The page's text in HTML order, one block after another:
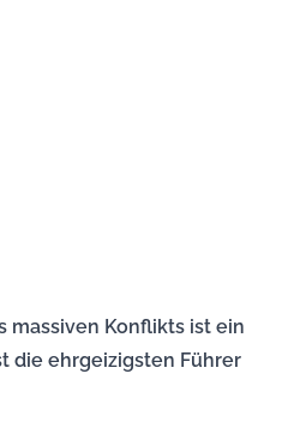
massiven Konflikts ist ein
die ehrgeizigsten Führer